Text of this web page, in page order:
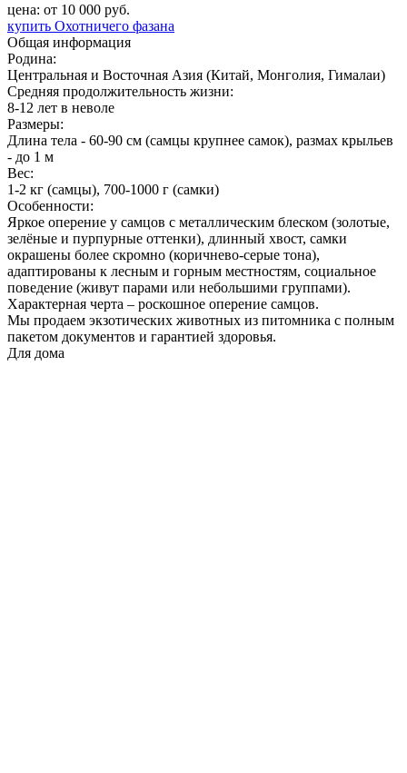
цена: от 10 000 руб.
купить Охотничего фазана
Общая информация
Родина:
Центральная и Восточная Азия (Китай, Монголия, Гималаи)
Средняя продолжительность жизни:
8-12 лет в неволе
Размеры:
Длина тела - 60-90 см (самцы крупнее самок), размах крыльев
- до 1 м
Вес:
1-2 кг (самцы), 700-1000 г (самки)
Особенности:
Яркое оперение у самцов с металлическим блеском (золотые,
зелёные и пурпурные оттенки), длинный хвост, самки
окрашены более скромно (коричнево-серые тона),
адаптированы к лесным и горным местностям, социальное
поведение (живут парами или небольшими группами).
Характерная черта – роскошное оперение самцов.
Мы продаем экзотических животных из питомника с полным
пакетом документов и гарантией здоровья.
Для дома